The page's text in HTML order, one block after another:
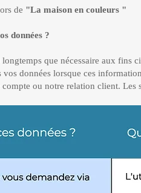
de "La maison en couleurs "
données ?
que nécessaire aux fins
données lorsque ces
ou notre relation client. Les